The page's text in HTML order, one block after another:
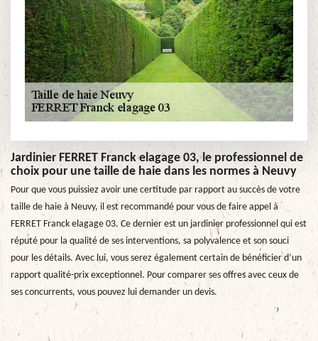
Jardinier FERRET Franck elagage 03, le professionnel de
choix pour une taille de haie dans les normes à Neuvy
Pour que vous puissiez avoir une certitude par rapport au succès de votre
taille de haie à Neuvy, il est recommandé pour vous de faire appel à
FERRET Franck elagage 03. Ce dernier est un jardinier professionnel qui est
réputé pour la qualité de ses interventions, sa polyvalence et son souci
pour les détails. Avec lui, vous serez également certain de bénéficier d’un
rapport qualité-prix exceptionnel. Pour comparer ses offres avec ceux de
ses concurrents, vous pouvez lui demander un devis.